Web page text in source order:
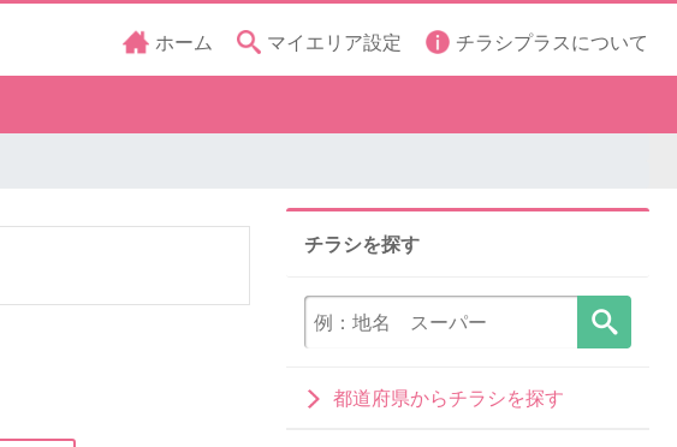
ホーム マイエリア設定 チラシプラスについて
チラシを探す
都道府県からチラシを探す